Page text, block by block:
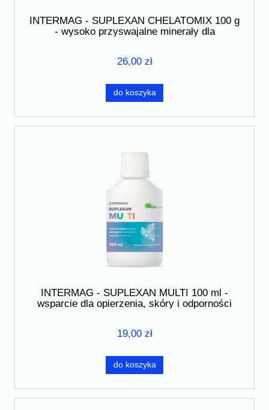
INTERMAG - SUPLEXAN CHELATOMIX 100 g
- wysoko przyswajalne minerały dla
26,00 zł
do koszyka
INTERMAG - SUPLEXAN MULTI 100 ml -
wsparcie dla opierzenia, skóry i odporności
19,00 zł
do koszyka